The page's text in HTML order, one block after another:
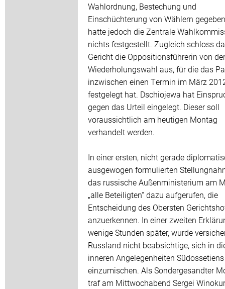
Wahlordnung, Bestechung und
Einschüchterung von Wählern
hatte jedoch die Zentrale
nichts festgestellt. Zugleich schloss
Gericht die Oppositionsführerin von der
Wiederholungswahl aus, für die das
inzwischen einen Termin im März
festgelegt hat. Dschiojewa hat
gegen das Urteil eingelegt. Dieser soll
voraussichtlich am heutigen Montag
verhandelt werden.
In einer ersten, nicht gerade
ausgewogen formulierten
das russische Außenministerium am
„alle Beteiligten“ dazu aufgerufen, die
Entscheidung des Obersten
anzuerkennen. In einer zweiten
wenige Stunden später, wurde
Russland nicht beabsichtige, sich in
inneren Angelegenheiten Südossetiens
einzumischen. Als Sondergesandter
traf am Mittwochabend Sergei